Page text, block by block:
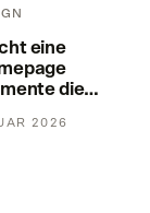
eine
die
2026